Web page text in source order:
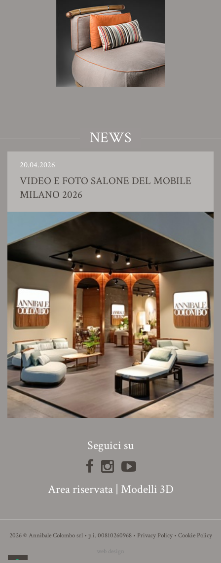
NEWS
20.04.2026
VIDEO E FOTO SALONE DEL MOBILE
MILANO 2026
Seguici su
Area riservata| Modelli 3D
2026 © Annibale Colombo srl • p.i. 00810260968 • Privacy Policy• Cookie Policy
web design